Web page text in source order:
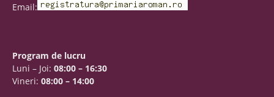
Email:
Program de lucru
Luni – Joi: 08:00 – 16:30
Vineri: 08:00 – 14:00